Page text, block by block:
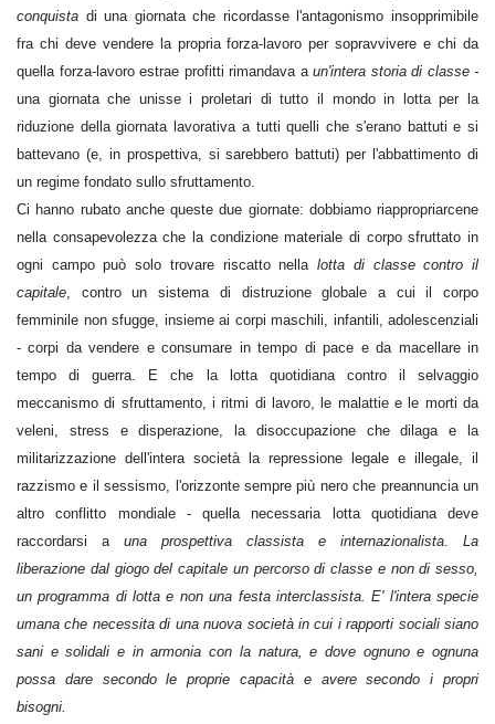
conquista di una giornata che ricordasse l'antagonismo insopprimibile
fra chi deve vendere la propria forza-lavoro per sopravvivere e chi da
quella forza-lavoro estrae profitti rimandava a un'intera storia di classe -
una giornata che unisse i proletari di tutto il mondo in lotta per la
riduzione della giornata lavorativa a tutti quelli che s'erano battuti e si
battevano (e, in prospettiva, si sarebbero battuti) per l'abbattimento di
un regime fondato sullo sfruttamento.
Ci hanno rubato anche queste due giornate: dobbiamo riappropriarcene
nella consapevolezza che la condizione materiale di corpo sfruttato in
ogni campo può solo trovare riscatto nellalotta di classe contro il
capitale, contro un sistema di distruzione globale a cui il corpo
femminile non sfugge, insieme ai corpi maschili, infantili, adolescenziali
- corpi da vendere e consumare in tempo di pace e da macellare in
tempo di guerra. E che la lotta quotidiana contro il selvaggio
meccanismo di sfruttamento, i ritmi di lavoro, le malattie e le morti da
veleni, stress e disperazione, la disoccupazione che dilaga e la
militarizzazione dell'intera società la repressione legale e illegale, il
razzismo e il sessismo, l'orizzonte sempre più nero che preannuncia un
altro conflitto mondiale - quella necessaria lotta quotidiana deve
raccordarsi a una prospettiva classista e internazionalista. La
liberazione dal giogo del capitale un percorso di classe e non di sesso,
un programma di lotta e non una festa interclassista. E' l'intera specie
umana che necessita di una nuova società in cui i rapporti sociali siano
sani e solidali e in armonia con la natura, e dove ognuno e ognuna
possa dare secondo le proprie capacità e avere secondo i propri
bisogni.